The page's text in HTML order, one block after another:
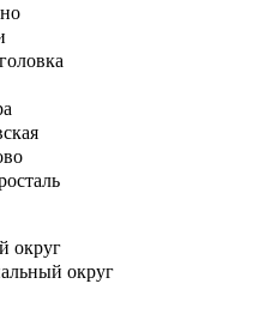
округ
округ